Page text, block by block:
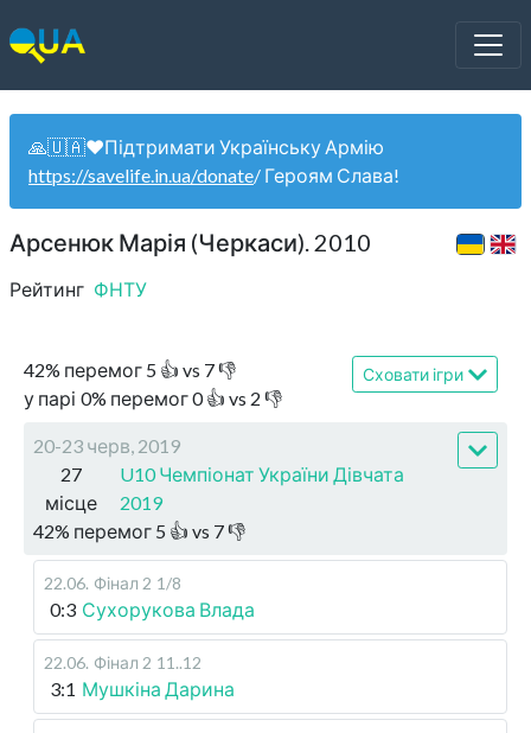
🙏🇺🇦❤️Підтримати Українську Армію
https://savelife.in.ua/donate/ Героям Слава!
Арсенюк Марія (Черкаси). 2010
Рейтинг ФНТУ
42% перемог 5 👍 vs 7👎
у парі 0% перемог0👍 vs 2 👎
Сховати ігри
20-23 черв, 2019
27
місце
U10 Чемпіонат України Дівчата
2019
42% перемог 5 👍 vs 7👎
22.06. Фінал 2 1/8
0:3 Сухорукова Влада
22.06. Фінал 2 11..12
3:1 Мушкіна Дарина